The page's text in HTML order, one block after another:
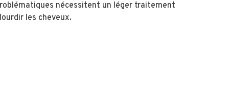
nécessitent un léger traitement
les cheveux.